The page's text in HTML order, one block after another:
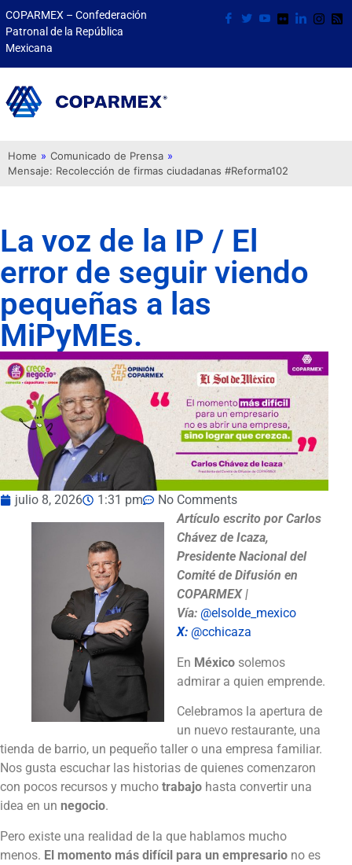
COPARMEX – Confederación
Patronal de la República
Mexicana
Home » Comunicado de Prensa »
Mensaje: Recolección de firmas ciudadanas #Reforma102
La voz de la IP / El
error de seguir viendo
pequeñas a las
MiPyMEs.
julio 8, 2026 1:31 pm
No Comments
Artículo escrito por Carlos
Chávez de Icaza,
Presidente Nacional del
Comité de Difusión en
COPARMEX |
Vía: @elsolde_mexico
X: @cchicaza
En México solemos
admirar a quien emprende.
Celebramos la apertura de
un nuevo restaurante, una
tienda de barrio, un pequeño taller o una empresa familiar.
Nos gusta escuchar las historias de quienes comenzaron
con pocos recursos y mucho trabajo hasta convertir una
idea en un negocio.
Pero existe una realidad de la que hablamos mucho
menos. El momento más difícil para un empresario no es